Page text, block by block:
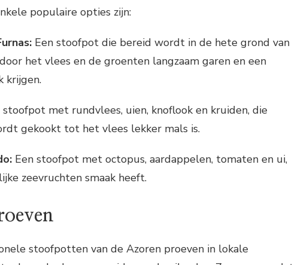
populaire opties zijn:
Een stoofpot die bereid wordt in de hete grond van
het vlees en de groenten langzaam garen en een
krijgen.
stoofpot met rundvlees, uien, knoflook en kruiden, die
gekookt tot het vlees lekker mals is.
Een stoofpot met octopus, aardappelen, tomaten en ui,
zeevruchten smaak heeft.
stoofpotten van de Azoren proeven in lokale